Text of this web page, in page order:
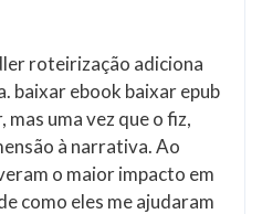
roteirização adiciona
baixar ebook baixar epub
uma vez que o fiz,
à narrativa. Ao
o maior impacto em
como eles me ajudaram